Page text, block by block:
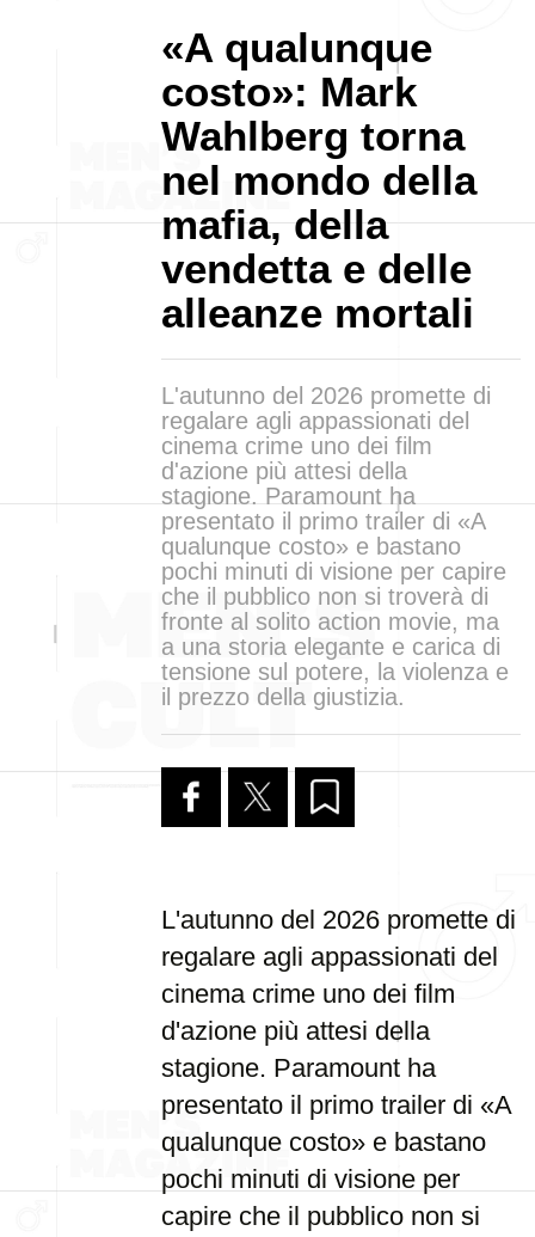
«A qualunque
costo»: Mark
Wahlberg torna
nel mondo della
mafia, della
vendetta e delle
alleanze mortali
L'autunno del 2026 promette di
regalare agli appassionati del
cinema crime uno dei film
d'azione più attesi della
stagione. Paramount ha
presentato il primo trailer di «A
qualunque costo» e bastano
pochi minuti di visione per capire
che il pubblico non si troverà di
fronte al solito action movie, ma
a una storia elegante e carica di
tensione sul potere, la violenza e
il prezzo della giustizia.
L'autunno del 2026 promette di
regalare agli appassionati del
cinema crime uno dei film
d'azione più attesi della
stagione. Paramount ha
presentato il primo trailer di «A
qualunque costo» e bastano
pochi minuti di visione per
capire che il pubblico non si